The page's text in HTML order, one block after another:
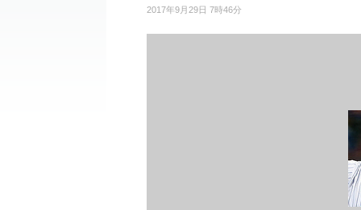
2017年9月29日 7時46分